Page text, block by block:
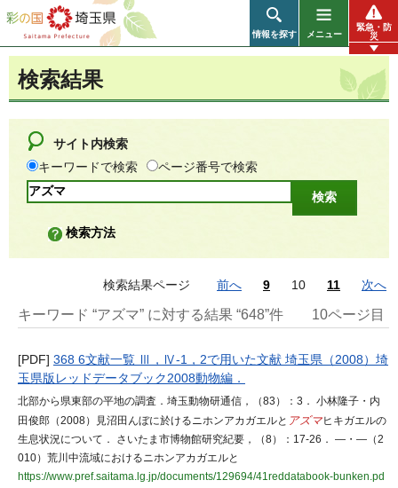
彩の国 埼玉県
情報を探す メニュー
緊急・防
災
検索結果
サイト内検索
キーワードで検索
ページ番号で検索
検索方法
検索結果ページ 前へ 9 10 11 次へ
キーワード “アズマ” に対する結果 “648”件 10ページ目
[PDF] 368 6文献一覧 Ⅲ，Ⅳ-1，2で用いた文献 埼玉県（2008）埼
玉県版レッドデータブック2008動物編．
北部から県東部の平地の調査．埼玉動物研通信，（83）：3． 小林隆子・内
田俊郎（2008）見沼田んぼに於けるニホンアカガエルと アズマヒキガエルの
生息状況について． さいたま市博物館研究紀要，（8）：17-26． ―・―（2
010）荒川中流域におけるニホンアカガエルと
https://www.pref.saitama.lg.jp/documents/129694/41reddatabook-bunken.pd